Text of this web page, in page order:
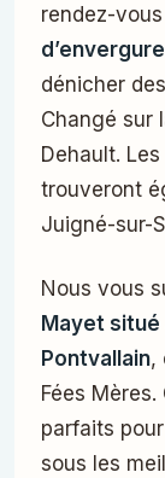
rendez-
d’envergure
dénicher
Changé sur
Dehault.
trouveront
Juigné-sur-
Nous vous
Mayet situé
Pontvallain,
Fées
parfaits
sous les